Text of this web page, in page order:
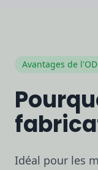
Avantages de
Idéal pour les